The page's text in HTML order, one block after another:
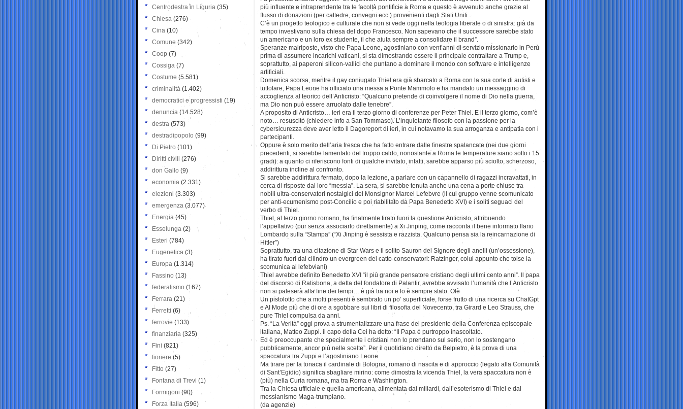
più influente e intraprendente tra le facoltà pontificie a Roma e questo è avvenuto anche grazie al
flusso di donazioni (per cattedre, convegni ecc.) provenienti dagli Stati Uniti.
C’è un progetto teologico e culturale che non si vede oggi nella teologia liberale o di sinistra: già da
tempo investivano sulla chiesa del dopo Francesco. Non sapevano che il successore sarebbe stato
un americano e un loro ex studente, il che aiuta sempre a consolidare il brand”.
Speranze malriposte, visto che Papa Leone, agostiniano con vent’anni di servizio missionario in Perù
prima di assumere incarichi vaticani, si sta dimostrando essere il principale contraltare a Trump e,
soprattutto, ai paperoni silicon-vallici che puntano a dominare il mondo con software e intelligenze
artificiali.
Domenica scorsa, mentre il gay coniugato Thiel era già sbarcato a Roma con la sua corte di autisti e
tuttofare, Papa Leone ha officiato una messa a Ponte Mammolo e ha mandato un messaggino di
accoglienza al teorico dell’Anticristo: “Qualcuno pretende di coinvolgere il nome di Dio nella guerra,
ma Dio non può essere arruolato dalle tenebre”.
A proposito di Anticristo… ieri era il terzo giorno di conferenze per Peter Thiel. E il terzo giorno, com’è
noto… resuscitò (chiedere info a San Tommaso). L’inquietante filosofo con la passione per la
cybersicurezza deve aver letto il Dagoreport di ieri, in cui notavamo la sua arroganza e antipatia con i
partecipanti.
Oppure è solo merito dell’aria fresca che ha fatto entrare dalle finestre spalancate (nei due giorni
precedenti, si sarebbe lamentato del troppo caldo, nonostante a Roma le temperature siano sotto i 15
gradi): a quanto ci riferiscono fonti di qualche invitato, infatti, sarebbe apparso più sciolto, scherzoso,
addirittura incline al confronto.
Si sarebbe addirittura fermato, dopo la lezione, a parlare con un capannello di ragazzi incravattati, in
cerca di risposte dal loro “messia”. La sera, si sarebbe tenuta anche una cena a porte chiuse tra
nobili ultra-conservatori nostalgici del Monsignor Marcel Lefebvre (il cui gruppo venne scomunicato
per anti-ecumenismo post-Concilio e poi riabilitato da Papa Benedetto XVI) e i soliti seguaci del
verbo di Thiel.
Thiel, al terzo giorno romano, ha finalmente tirato fuori la questione Anticristo, attribuendo
l’appellativo (pur senza associarlo direttamente) a Xi Jinping, come racconta il bene informato Ilario
Lombardo sulla “Stampa” (“Xi Jinping è sessista e razzista. Qualcuno pensa sia la reincarnazione di
Hitler”)
Soprattutto, tra una citazione di Star Wars e il solito Sauron del Signore degli anelli (un’ossessione),
ha tirato fuori dal cilindro un evergreen dei catto-conservatori: Ratzinger, colui appunto che tolse la
scomunica ai lefebviani)
Thiel avrebbe definito Benedetto XVI “il più grande pensatore cristiano degli ultimi cento anni”. Il papa
del discorso di Ratisbona, a detta del fondatore di Palantir, avrebbe avvisato l’umanità che l’Anticristo
non si paleserà alla fine dei tempi… è già tra noi e lo è sempre stato. Olè
Un pistolotto che a molti presenti è sembrato un po’ superficiale, forse frutto di una ricerca su ChatGpt
e AI Mode più che di ore a sgobbare sui libri di filosofia del Novecento, tra Girard e Leo Strauss, che
pure Thiel compulsa da anni.
Ps. “La Verità” oggi prova a strumentalizzare una frase del presidente della Conferenza episcopale
italiana, Matteo Zuppi. il capo della Cei ha detto: “Il Papa è purtroppo inascoltato.
Ed è preoccupante che specialmente i cristiani non lo prendano sul serio, non lo sostengano
pubblicamente, ancor più nelle scelte”. Per il quotidiano diretto da Belpietro, è la prova di una
spaccatura tra Zuppi e l’agostiniano Leone.
Ma tirare per la tonaca il cardinale di Bologna, romano di nascita e di approccio (legato alla Comunità
di Sant’Egidio) significa sbagliare mirino: come dimostra la vicenda Thiel, la vera spaccatura non è
(più) nella Curia romana, ma tra Roma e Washington.
Tra la Chiesa ufficiale e quella americana, alimentata dai miliardi, dall’esoterismo di Thiel e dal
messianismo Maga-trumpiano.
(da agenzie)
Centrodestra in Liguria (35)
Chiesa (276)
Cina (10)
Comune (342)
Coop (7)
Cossiga (7)
Costume (5.581)
criminalità (1.402)
democratici e progressisti (19)
denuncia (14.528)
destra (573)
destradipopolo (99)
Di Pietro (101)
Diritti civili (276)
don Gallo (9)
economia (2.331)
elezioni (3.303)
emergenza (3.077)
Energia (45)
Esselunga (2)
Esteri (784)
Eugenetica (3)
Europa (1.314)
Fassino (13)
federalismo (167)
Ferrara (21)
Ferretti (6)
ferrovie (133)
finanziaria (325)
Fini (821)
fioriere (5)
Fitto (27)
Fontana di Trevi (1)
Formigoni (90)
Forza Italia (596)